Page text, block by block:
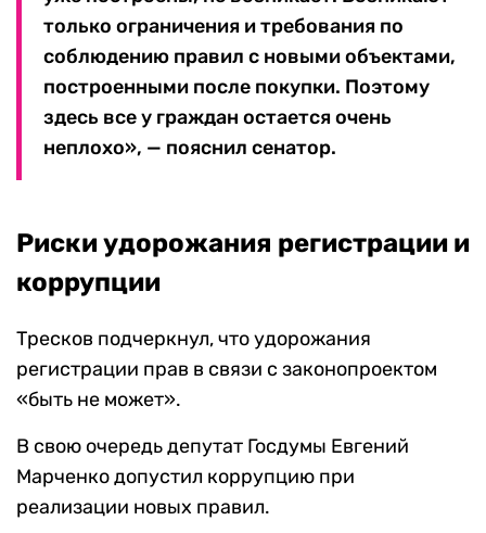
только ограничения и требования по
соблюдению правил с новыми объектами,
построенными после покупки. Поэтому
здесь все у граждан остается очень
неплохо», — пояснил сенатор.
Риски удорожания регистрации и
коррупции
Тресков подчеркнул, что удорожания
регистрации прав в связи с законопроектом
«быть не может».
В свою очередь депутат Госдумы Евгений
Марченко допустил коррупцию при
реализации новых правил.